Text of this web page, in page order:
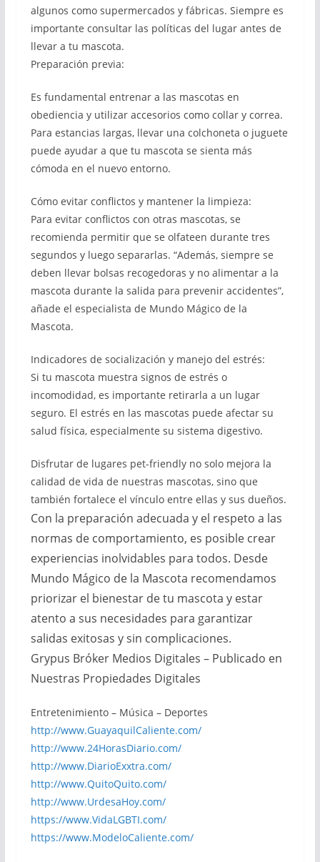
algunos como supermercados y fábricas. Siempre es
importante consultar las políticas del lugar antes de
llevar a tu mascota.
Preparación previa:
Es fundamental entrenar a las mascotas en
obediencia y utilizar accesorios como collar y correa.
Para estancias largas, llevar una colchoneta o juguete
puede ayudar a que tu mascota se sienta más
cómoda en el nuevo entorno.
Cómo evitar conflictos y mantener la limpieza:
Para evitar conflictos con otras mascotas, se
recomienda permitir que se olfateen durante tres
segundos y luego separarlas. “Además, siempre se
deben llevar bolsas recogedoras y no alimentar a la
mascota durante la salida para prevenir accidentes”,
añade el especialista de Mundo Mágico de la
Mascota.
Indicadores de socialización y manejo del estrés:
Si tu mascota muestra signos de estrés o
incomodidad, es importante retirarla a un lugar
seguro. El estrés en las mascotas puede afectar su
salud física, especialmente su sistema digestivo.
Disfrutar de lugares pet-friendly no solo mejora la
calidad de vida de nuestras mascotas, sino que
también fortalece el vínculo entre ellas y sus dueños.
Con la preparación adecuada y el respeto a las
normas de comportamiento, es posible crear
experiencias inolvidables para todos. Desde
Mundo Mágico de la Mascota recomendamos
priorizar el bienestar de tu mascota y estar
atento a sus necesidades para garantizar
salidas exitosas y sin complicaciones.
Grypus Bróker Medios Digitales – Publicado en
Nuestras Propiedades Digitales
Entretenimiento – Música – Deportes
http://www.GuayaquilCaliente.com/
http://www.24HorasDiario.com/
http://www.DiarioExxtra.com/
http://www.QuitoQuito.com/
http://www.UrdesaHoy.com/
https://www.VidaLGBTI.com/
https://www.ModeloCaliente.com/